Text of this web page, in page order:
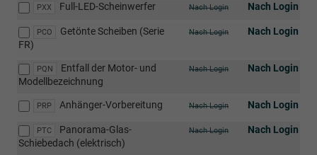
PXX Nach Login
Nach Login
Full-LED-Scheinwerfer
PCO Nach Login
Nach Login
Getönte Scheiben (Serie
FR)
PQN Nach Login
Nach Login
Entfall der Motor- und
Modellbezeichnung
PRP Nach Login
Nach Login
Anhänger-Vorbereitung
PTC Nach Login
Nach Login
Panorama-Glas-
Schiebedach (elektrisch)